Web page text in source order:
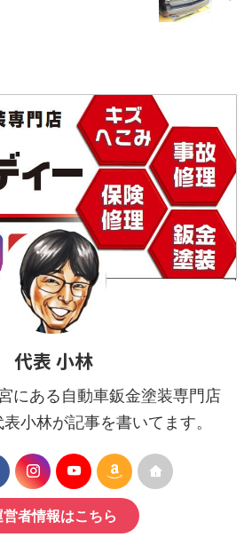
に
】
ある
ブツ
代表 小林
にある自動車鈑金塗装専門店
小林が記事を書いてます。
営者情報はこちら